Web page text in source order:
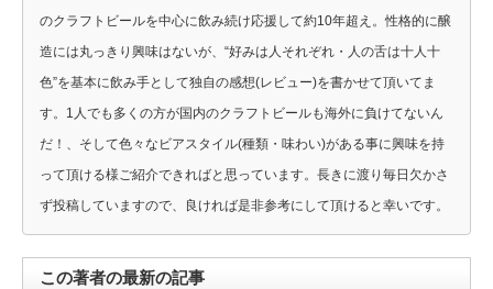
のクラフトビールを中心に飲み続け応援して約10年超え。性格的に醸
造には丸っきり興味はないが、“好みは人それぞれ・人の舌は十人十
色”を基本に飲み手として独自の感想(レビュー)を書かせて頂いてま
す。1人でも多くの方が国内のクラフトビールも海外に負けてないん
だ！、そして色々なビアスタイル(種類・味わい)がある事に興味を持
って頂ける様ご紹介できればと思っています。長きに渡り毎日欠かさ
ず投稿していますので、良ければ是非参考にして頂けると幸いです。
この著者の最新の記事